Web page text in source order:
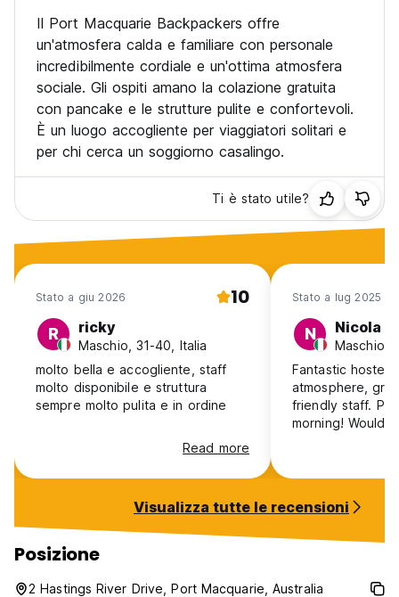
dell'ostello.
A presto! (Auto-translated from original language)
Il Port Macquarie Backpackers offre
un'atmosfera calda e familiare con personale
incredibilmente cordiale e un'ottima atmosfera
sociale. Gli ospiti amano la colazione gratuita
con pancake e le strutture pulite e confortevoli.
È un luogo accogliente per viaggiatori solitari e
per chi cerca un soggiorno casalingo.
Ti è stato utile?
Stato a giu 2026 10
R ricky
Maschio, 31-40, Italia
molto bella e accogliente, staff
molto disponibile e struttura
sempre molto pulita e in ordine
Read more
Stato a lug 2025
N Nicola
Maschio,
Fantastic hostel!
atmosphere,
friendly staff.
morning! Would
Visualizza tutte le recensioni
Posizione
2 Hastings River Drive, Port Macquarie, Australia